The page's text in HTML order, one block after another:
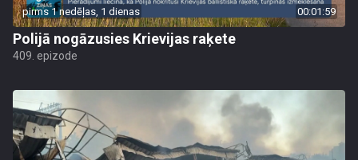
pirms 1 nedēļas, 1 dienas 00:01:59
Polijā nogāzusies Krievijas raķete
409. epizode